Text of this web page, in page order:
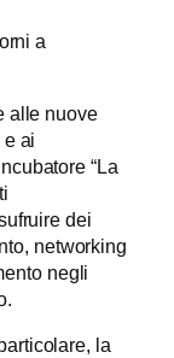
a
alle nuove
ai
“La
dei
networking
negli
la